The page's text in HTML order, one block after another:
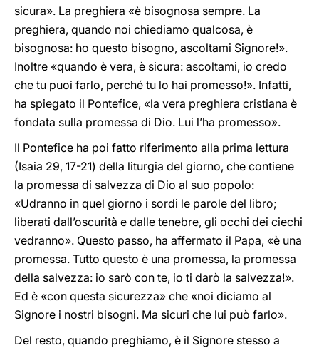
sicura». La preghiera «è bisognosa sempre. La
preghiera, quando noi chiediamo qualcosa, è
bisognosa: ho questo bisogno, ascoltami Signore!».
Inoltre «quando è vera, è sicura: ascoltami, io credo
che tu puoi farlo, perché tu lo hai promesso!». Infatti,
ha spiegato il Pontefice, «la vera preghiera cristiana è
fondata sulla promessa di Dio. Lui l’ha promesso».
Il Pontefice ha poi fatto riferimento alla prima lettura
(Isaia 29, 17-21) della liturgia del giorno, che contiene
la promessa di salvezza di Dio al suo popolo:
«Udranno in quel giorno i sordi le parole del libro;
liberati dall’oscurità e dalle tenebre, gli occhi dei ciechi
vedranno». Questo passo, ha affermato il Papa, «è una
promessa. Tutto questo è una promessa, la promessa
della salvezza: io sarò con te, io ti darò la salvezza!».
Ed è «con questa sicurezza» che «noi diciamo al
Signore i nostri bisogni. Ma sicuri che lui può farlo».
Del resto, quando preghiamo, è il Signore stesso a